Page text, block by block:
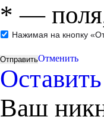
* — поля,
Нажимая на кнопку
Отменить
Ваш